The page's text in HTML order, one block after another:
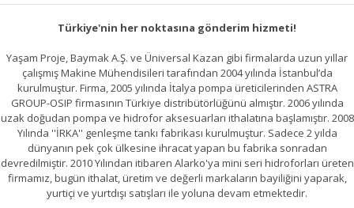
Gönder
Türkiye'nin her noktasına gönderim hizmeti!
Yaşam Proje, Baymak A.Ş. ve Üniversal Kazan gibi firmalarda uzun yıllar
çalışmış Makine Mühendisileri tarafından 2004 yılında İstanbul’da
kurulmuştur. Firma, 2005 yılında İtalya pompa üreticilerinden ASTRA
GROUP-OSIP firmasının Türkiye distribütörlüğünü almıştır. 2006 yılında
uzak doğudan pompa ve hidrofor aksesuarları ithalatına başlamıştır. 2008
Yılında ''İRKA'' genleşme tankı fabrikası kurulmuştur. Sadece 2 yılda
dünyanın pek çok ülkesine ihracat yapan bu fabrika sonradan
devredilmiştir. 2010 Yılından itibaren Alarko'ya mini seri hidroforları üreten
firmamız, bugün ithalat, üretim ve değerli markaların bayiliğini yaparak,
yurtiçi ve yurtdışı satışları ile yoluna devam etmektedir.